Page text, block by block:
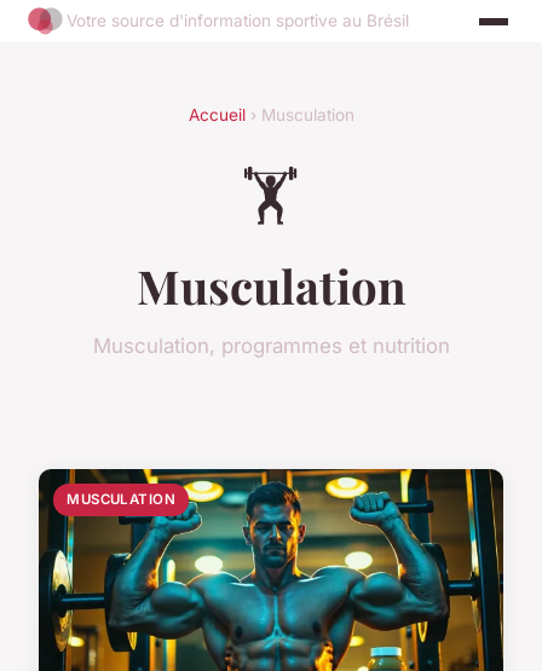
Votre source d'information sportive au Brésil
Accueil› Musculation
🏋️
Musculation
Musculation, programmes et nutrition
MUSCULATION